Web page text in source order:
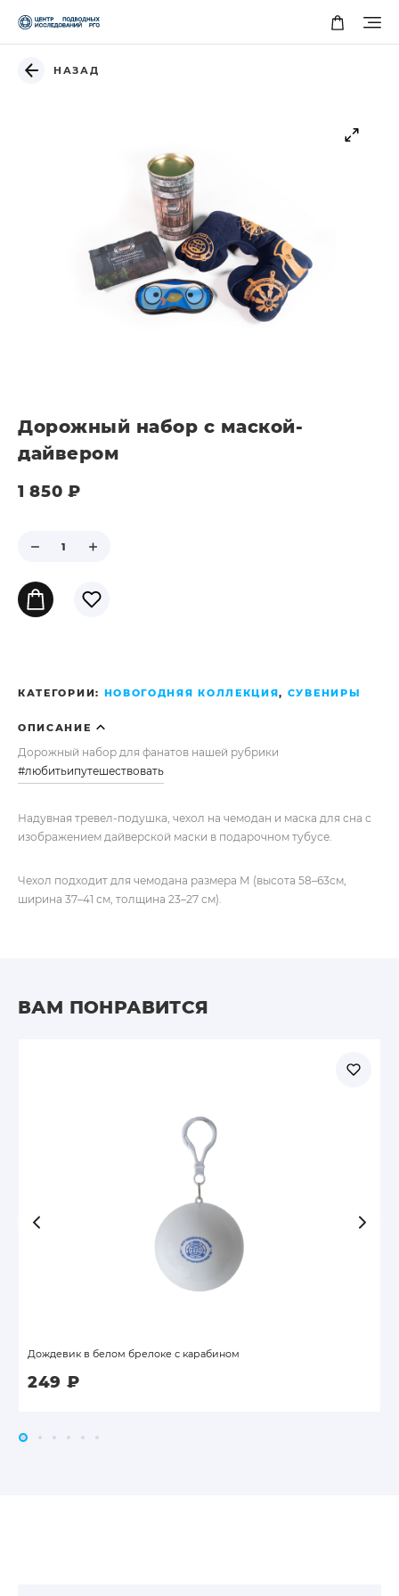
НАЗАД
Дорожный набор c маской-
дайвером
1 850₽
КАТЕГОРИИ: НОВОГОДНЯЯ КОЛЛЕКЦИЯ, СУВЕНИРЫ
ОПИСАНИЕ
Дорожный набор для фанатов нашей рубрики
#любитьипутешествовать
Надувная тревел-подушка, чехол на чемодан и маска для сна с
изображением дайверской маски в подарочном тубусе.
Чехол подходит для чемодана размера М (высота 58–63см,
ширина 37–41 см, толщина 23–27 см).
ВАМ ПОНРАВИТСЯ
Дождевик в белом брелоке с карабином
249 ₽